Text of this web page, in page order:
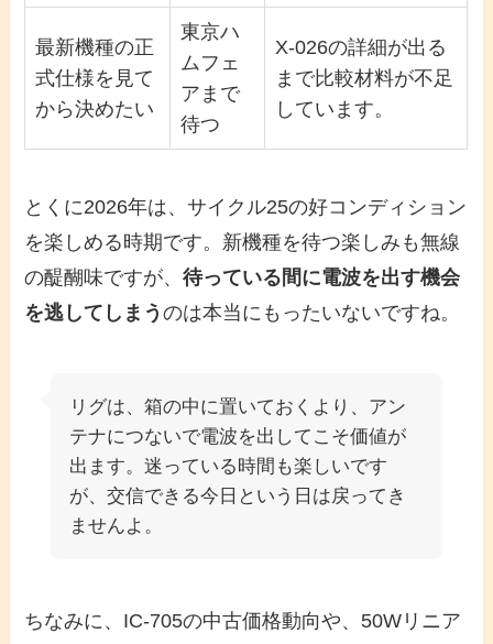
最新機種の正
式仕様を見て
から決めたい
東京ハ
ムフェ
アまで
待つ
X-026の詳細が出る
まで比較材料が不足
しています。
とくに2026年は、サイクル25の好コンディション
を楽しめる時期です。新機種を待つ楽しみも無線
の醍醐味ですが、待っている間に電波を出す機会
を逃してしまうのは本当にもったいないですね。
リグは、箱の中に置いておくより、アン
テナにつないで電波を出してこそ価値が
出ます。迷っている時間も楽しいです
が、交信できる今日という日は戻ってき
ませんよ。
ちなみに、IC-705の中古価格動向や、50Wリニア